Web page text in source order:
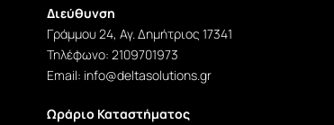
Διεύθυνση
Γράμμου 24, Αγ. Δημήτριος 17341
Τηλέφωνο: 2109701973
Εmail: info@deltasolutions.gr
Ωράριο Καταστήματος